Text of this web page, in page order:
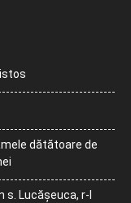
dătătoare de
s. Lucășeuca, r-l